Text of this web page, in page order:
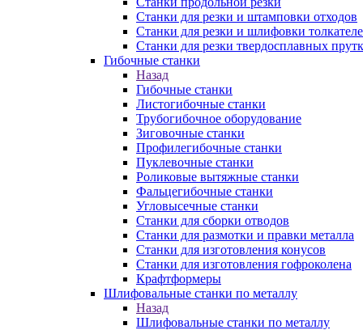
Станки для резки и штамповки отходов
Станки для резки и шлифовки
Станки для резки твердосплавных
Гибочные станки
Назад
Гибочные станки
Листогибочные станки
Трубогибочное оборудование
Зиговочные станки
Профилегибочные станки
Пуклевочные станки
Роликовые вытяжные станки
Фальцегибочные станки
Угловысечные станки
Станки для сборки отводов
Станки для размотки и правки металла
Станки для изготовления конусов
Станки для изготовления гофроколена
Крафтформеры
Шлифовальные станки по металлу
Назад
Шлифовальные станки по металлу